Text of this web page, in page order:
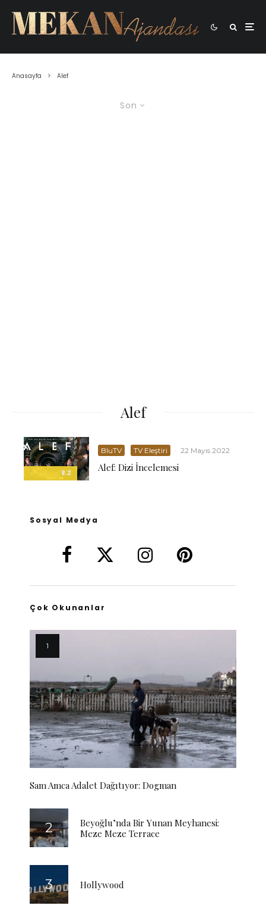
Anasayfa Alef
Son
Alef
8.2
BluTV TV Eleştiri · 22 Mayıs 2022
Alef: Dizi İncelemesi
Sosyal Medya
Çok Okunanlar
Sam Amca Adalet Dağıtıyor: Dogman
Beyoğlu’nda Bir Yunan Meyhanesi:
Meze Meze Terrace
Hollywood